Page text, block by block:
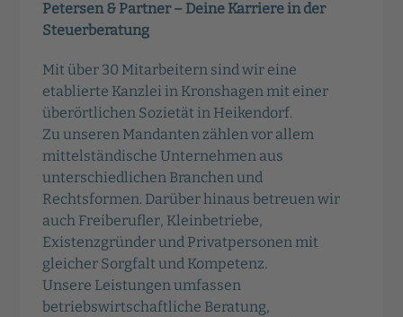
Petersen & Partner – Deine Karriere in der
Steuerberatung
Mit über 30 Mitarbeitern sind wir eine
etablierte Kanzlei in Kronshagen mit einer
überörtlichen Sozietät in Heikendorf.
Zu unseren Mandanten zählen vor allem
mittelständische Unternehmen aus
unterschiedlichen Branchen und
Rechtsformen. Darüber hinaus betreuen wir
auch Freiberufler, Kleinbetriebe,
Existenzgründer und Privatpersonen mit
gleicher Sorgfalt und Kompetenz.
Unsere Leistungen umfassen
betriebswirtschaftliche Beratung,